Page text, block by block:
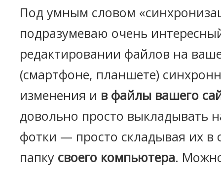
Под умным словом
подразумеваю очень
редактировании файлов на
(смартфоне, планшете)
изменения и в файлы вашего
довольно просто выкладывать
фотки — просто складывая их в
папку своего компьютера.